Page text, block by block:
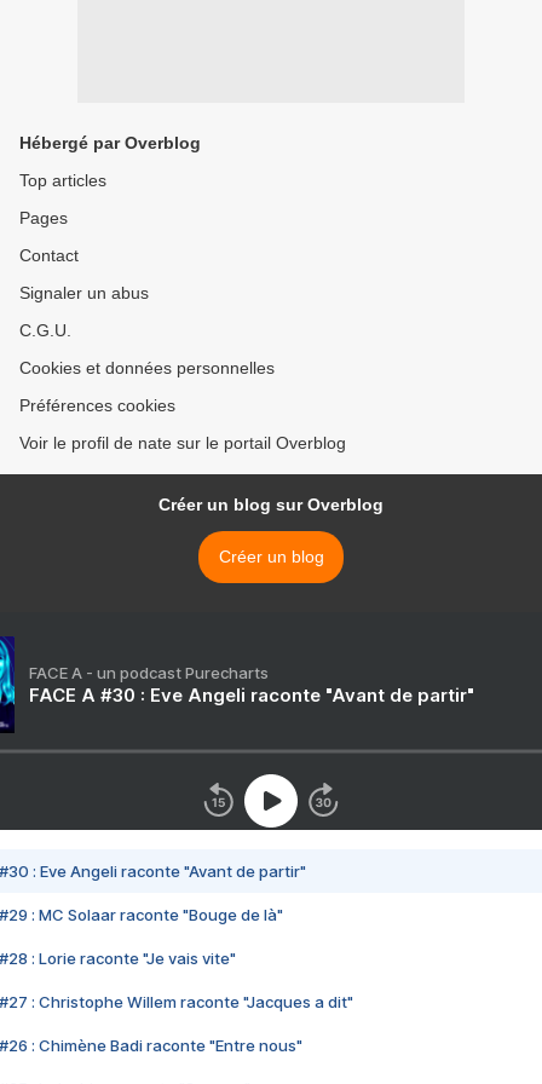
Hébergé par Overblog
Top articles
Pages
Contact
Signaler un abus
C.G.U.
Cookies et données personnelles
Préférences cookies
Voir le profil de nate sur le portail Overblog
Créer un blog sur Overblog
Créer un blog
FACE A - un podcast Purecharts
FACE A #30 : Eve Angeli raconte "Avant de partir"
#30 : Eve Angeli raconte "Avant de partir"
#29 : MC Solaar raconte "Bouge de là"
#28 : Lorie raconte "Je vais vite"
#27 : Christophe Willem raconte "Jacques a dit"
#26 : Chimène Badi raconte "Entre nous"